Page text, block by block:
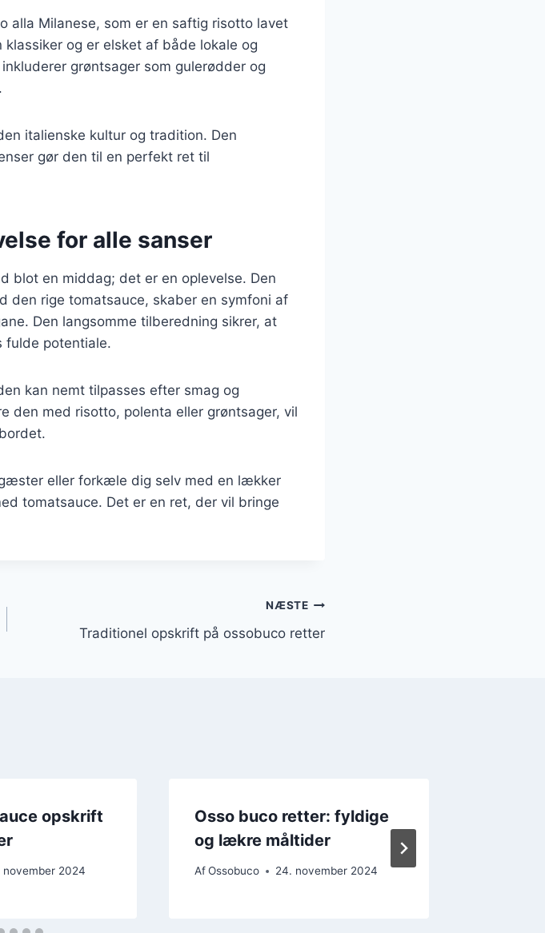
alla Milanese, som er en saftig risotto lavet
og er elsket af både lokale og
grøntsager som gulerødder og
italienske kultur og tradition. Den
gør den til en perfekt ret til
for alle sanser
blot en middag; det er en oplevelse. Den
den rige tomatsauce, skaber en symfoni af
Den langsomme tilberedning sikrer, at
fulde potentiale.
kan nemt tilpasses efter smag og
den med risotto, polenta eller grøntsager, vil
eller forkæle dig selv med en lækker
tomatsauce. Det er en ret, der vil bringe
NÆSTE
Traditionel opskrift på ossobuco retter
opskrift
november 2024
Osso buco retter: fyldige
og lækre måltider
Af Ossobuco 24. november 2024